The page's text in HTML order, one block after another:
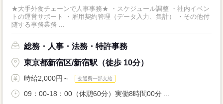
★大手外食チェーンで人事事務★ ・スケジュール調整 ・社内イベン
トの運営サポート ・雇用契約管理（データ入力、集計） ・その他付
随する事務業務 ...
総務・人事・法務・特許事務
東京都新宿区/新宿駅（徒歩 10分）
時給2,000円～ 交通費一部支給
09：00-18：00（休憩60分）実働8時間00分 ...